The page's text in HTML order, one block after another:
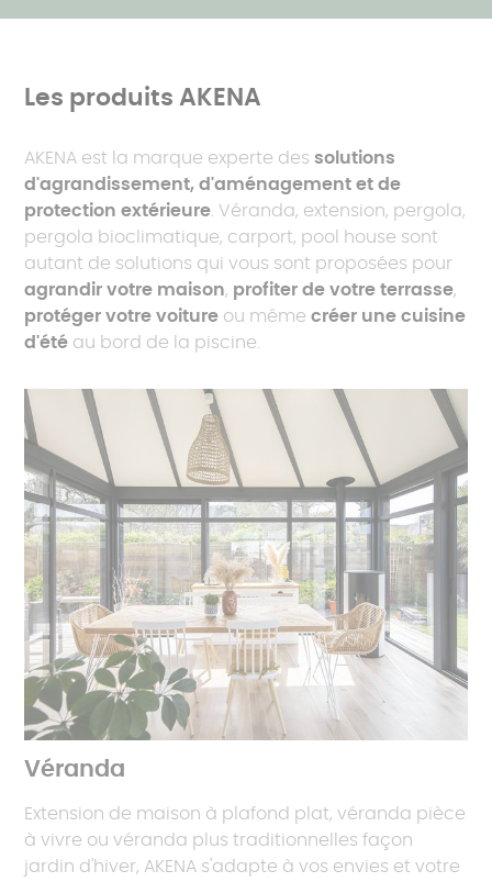
Les produits AKENA
AKENA est la marque experte dessolutions
d'agrandissement, d'aménagement et de
protection extérieure . Véranda, extension, pergola,
pergola bioclimatique, carport, pool house sont
autant de solutions qui vous sont proposées pour
agrandir votre maison, profiter de votre terrasse,
protéger votre voiture ou mêmecréer une cuisine
d'été au bord de la piscine.
Véranda
Extension de maison à plafond plat, véranda pièce
à vivre ou véranda plus traditionnelles façon
jardin d'hiver, AKENA s'adapte à vos envies et votre